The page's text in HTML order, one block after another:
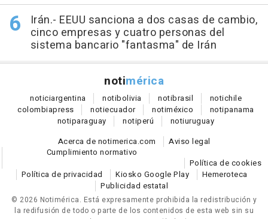
Irán.- EEUU sanciona a dos casas de cambio,
cinco empresas y cuatro personas del
sistema bancario "fantasma" de Irán
notimérica
noticiargentina notibolivia notibrasil notichile
colombiapress notiecuador notiméxico notipanama
notiparaguay notiperú notiuruguay
Acerca de notimerica.com
Aviso legal
Cumplimiento normativo
Política de cookies
Política de privacidad
Kiosko Google Play
Hemeroteca
Publicidad estatal
© 2026 Notimérica. Está expresamente prohibida la redistribución y
la redifusión de todo o parte de los contenidos de esta web sin su